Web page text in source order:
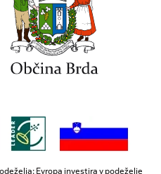
Evropa investira v podeželje